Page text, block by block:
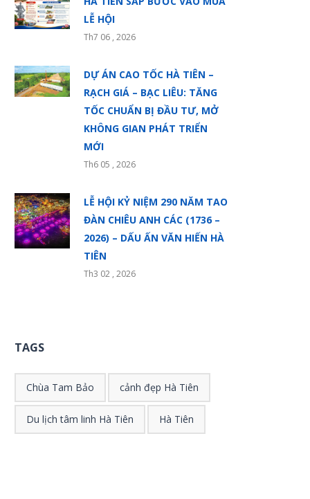
LỄ HỘI
Th7 06 , 2026
DỰ ÁN CAO TỐC HÀ TIÊN –
RẠCH GIÁ – BẠC LIÊU: TĂNG
TỐC CHUẨN BỊ ĐẦU TƯ, MỞ
KHÔNG GIAN PHÁT TRIỂN
MỚI
Th6 05 , 2026
LỄ HỘI KỶ NIỆM 290 NĂM TAO
ĐÀN CHIÊU ANH CÁC (1736 –
2026) – DẤU ẤN VĂN HIẾN HÀ
TIÊN
Th3 02 , 2026
TAGS
Chùa Tam Bảo cảnh đẹp Hà Tiên
Du lịch tâm linh Hà Tiên Hà Tiên